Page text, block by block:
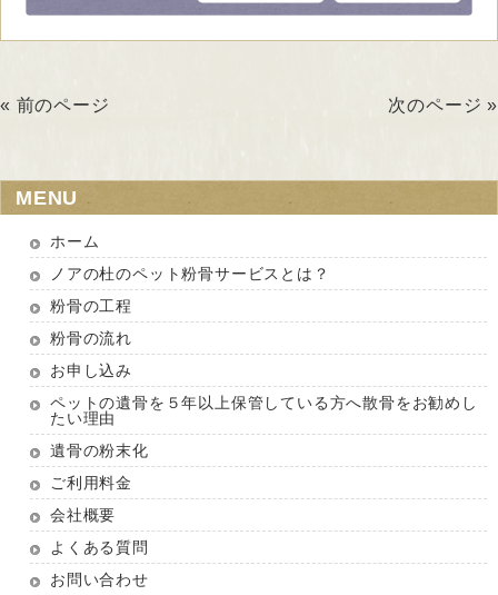
« 前のページ 次のページ »
MENU
ホーム
ノアの杜のペット粉骨サービスとは？
粉骨の工程
粉骨の流れ
お申し込み
ペットの遺骨を５年以上保管している方へ散骨をお勧めし
たい理由
遺骨の粉末化
ご利用料金
会社概要
よくある質問
お問い合わせ